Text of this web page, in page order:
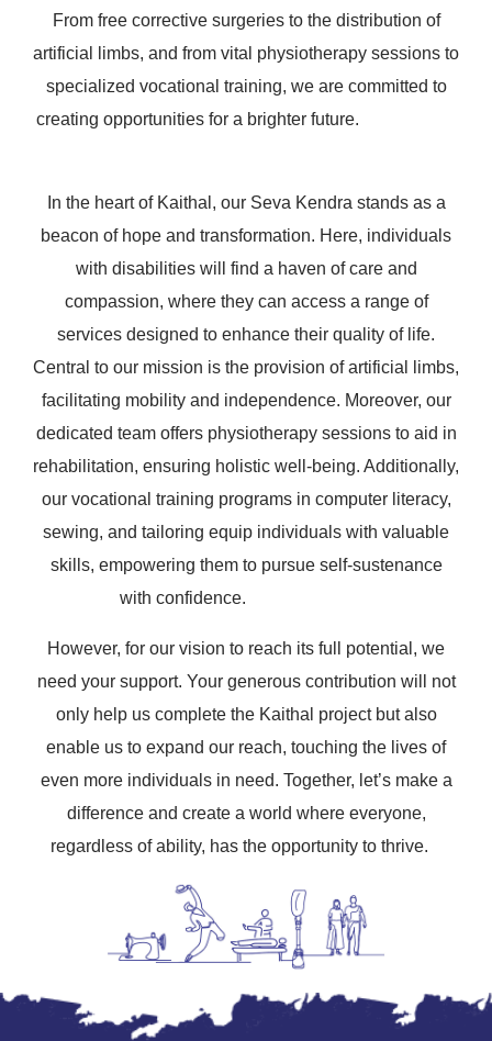
From free corrective surgeries to the distribution of
artificial limbs, and from vital physiotherapy sessions to
specialized vocational training, we are committed to
creating opportunities for a brighter future.
In the heart of Kaithal, our Seva Kendra stands as a
beacon of hope and transformation. Here, individuals
with disabilities will find a haven of care and
compassion, where they can access a range of
services designed to enhance their quality of life.
Central to our mission is the provision of artificial limbs,
facilitating mobility and independence. Moreover, our
dedicated team offers physiotherapy sessions to aid in
rehabilitation, ensuring holistic well-being. Additionally,
our vocational training programs in computer literacy,
sewing, and tailoring equip individuals with valuable
skills, empowering them to pursue self-sustenance
with confidence.
However, for our vision to reach its full potential, we
need your support. Your generous contribution will not
only help us complete the Kaithal project but also
enable us to expand our reach, touching the lives of
even more individuals in need. Together, let’s make a
difference and create a world where everyone,
regardless of ability, has the opportunity to thrive.